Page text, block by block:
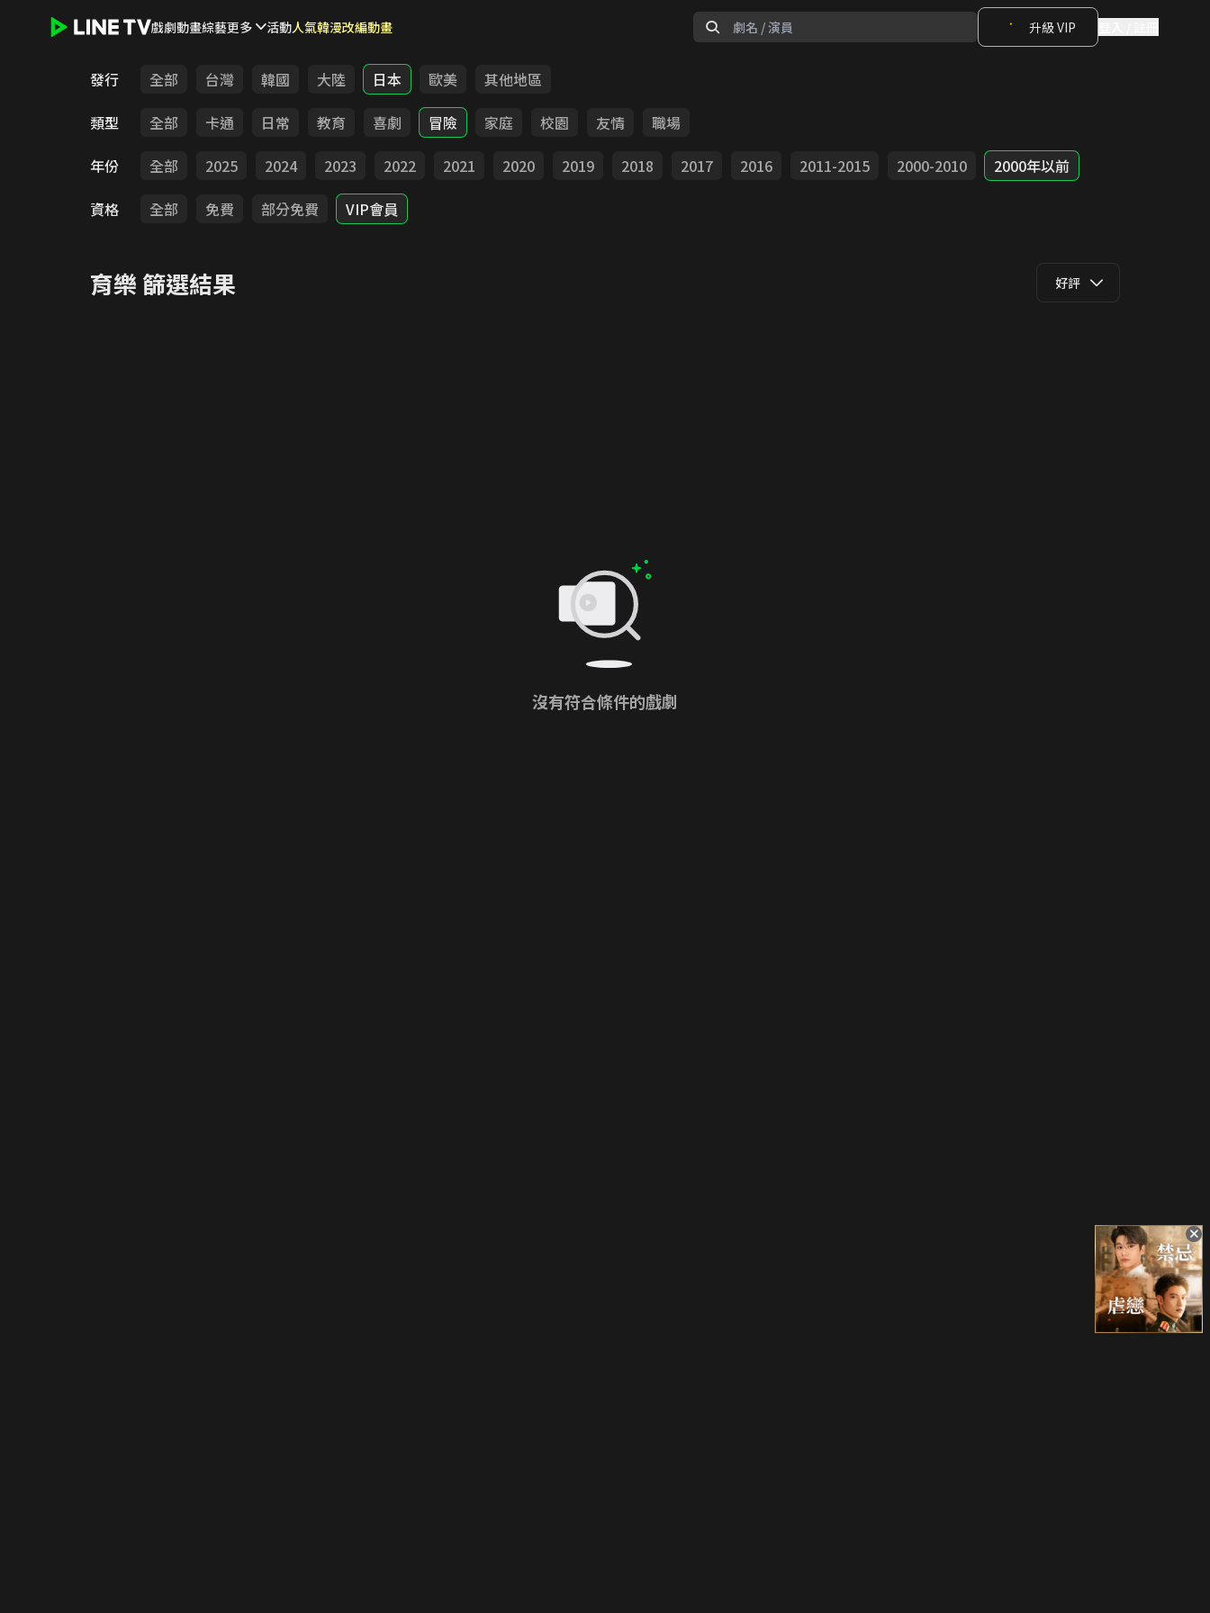
戲劇動畫綜藝更多 活動人氣韓漫改編動畫 升級 VIP
發行 全部 台灣 韓國 大陸 日本 歐美
其他地區
類型
全部 卡通 日常 教育 喜劇 冒險 家庭 校園 友情
職場
年份
全部 2025 2024 2023 2022 2021 2020 2019 2018 2017 2016 2011-2015 2000-2010
2000年以前
資格
全部 免費 部分免費 VIP會員
育樂 篩選結果 好評
沒有符合條件的戲劇